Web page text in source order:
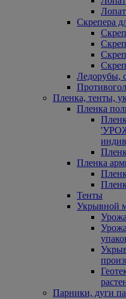
Скрепера
Ледорубы,
Пленка, тенты,
Пленка
Пленка
Тенты
Укрывной
Парники, дуги